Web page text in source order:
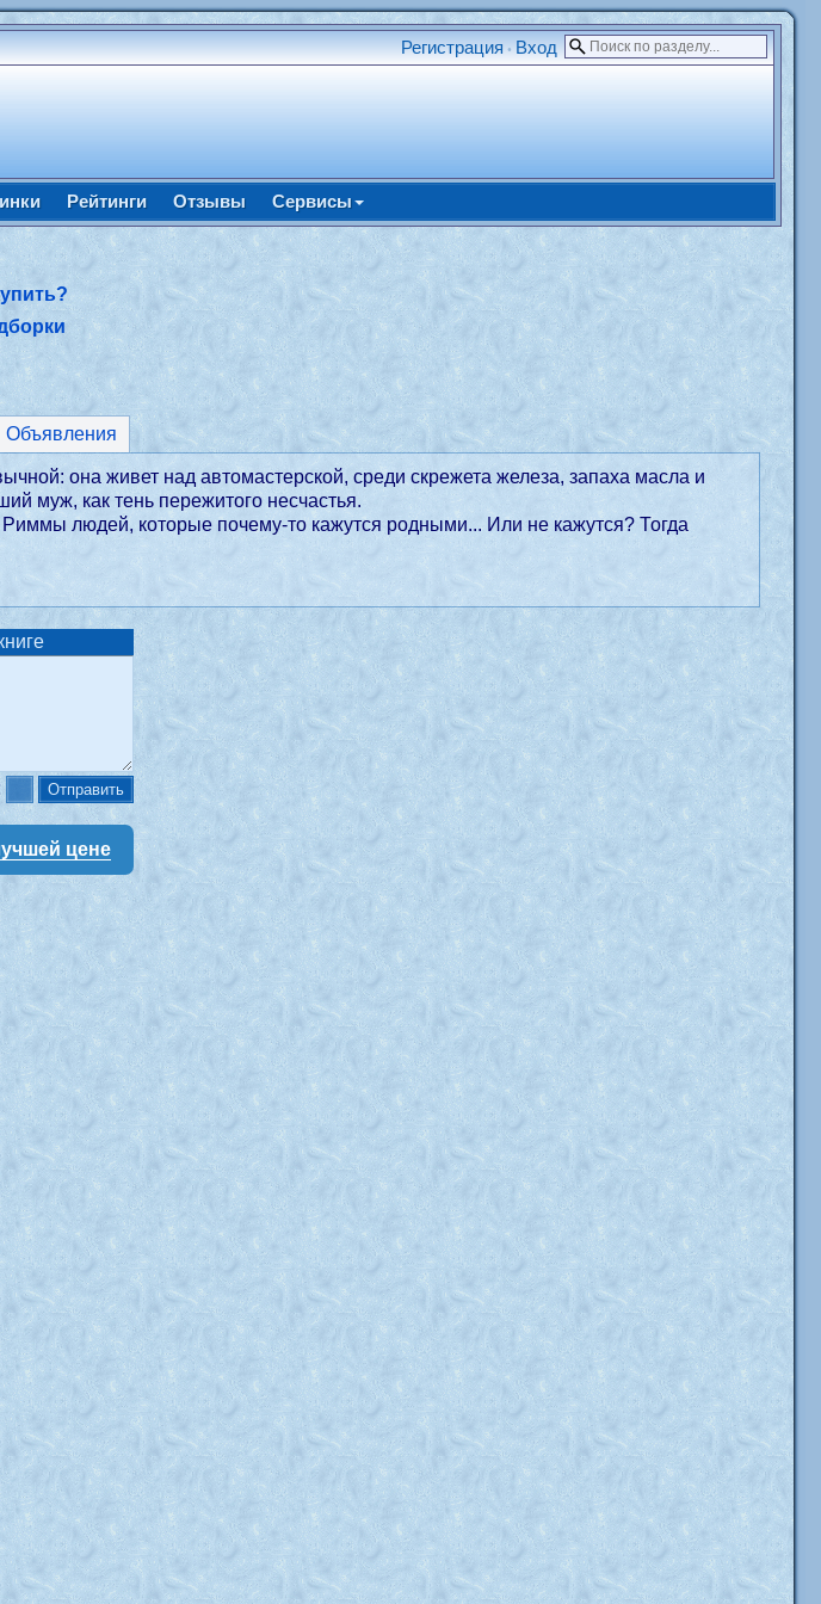
Регистрация • Вход
Рейтинги Отзывы Сервисы
Объявления
она живет над автомастерской, среди скрежета железа, запаха масла и
муж, как тень пережитого несчастья.
людей, которые почему-то кажутся родными... Или не кажутся? Тогда
цене